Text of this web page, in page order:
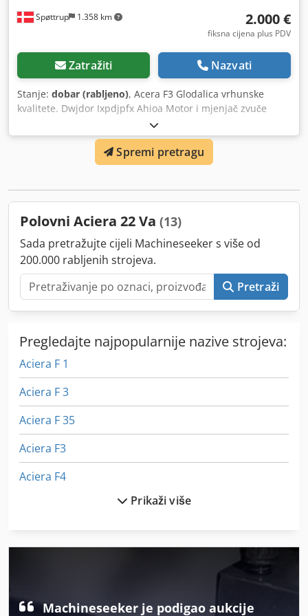
Spøttrup 1.358 km 2.000 €
fiksna cijena plus PDV
Zatražiti Nazvati
Stanje: dobar (rabljeno), Acera F3 Glodalica vrhunske
kvalitete. Dwjdor Ixpdjpfx Ahioa Motor i mjenjač zvuče
savršeno. Nema drugih dodataka osim onoga što vidite na
slikama. Može se ukrcati u Eurotrailer i organizirati
transport po cijeloj Europi.Spremi pretragu
Polovni Aciera 22 Va (13)
Sada pretražujte cijeli Machineseeker s više od
200.000 rabljenih strojeva.
Pretraži
Pregledajte najpopularnije nazive strojeva:
Aciera F 1
Aciera F 3
Aciera F 35
Aciera F3
Aciera F4
Prikaži više
Machineseeker je podigao aukcije